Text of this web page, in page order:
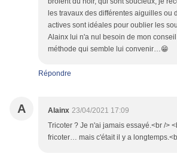
les travaux des différentes aiguilles ou
actives sont idéales pour oublier les
Alainx lui n'a nul besoin de mon
méthode qui semble lui convenir…😁
Répondre
A Alainx 23/04/2021 17:09
Tricoter ? Je n'ai jamais essayé.<br />
fricoter… mais c'était il y a